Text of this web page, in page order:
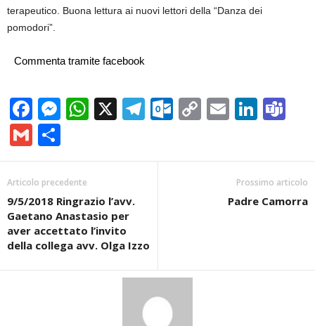
terapeutico. Buona lettura ai nuovi lettori della “Danza dei
pomodori”.
Commenta tramite facebook
Facebook
Messenger
WhatsApp
X Telegram
Outlook.com
CopyEmail
Gmail
Articolo precedente
9/5/2018 Ringrazio l’avv.
Gaetano Anastasio per
aver accettato l’invito
della collega avv. Olga Izzo
Prossimo articolo
Padre Camorra